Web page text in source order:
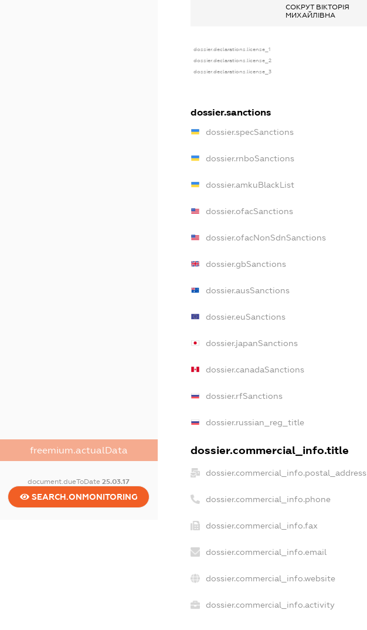
freemium.actualData
document.dueToDate25.03.17
SEARCH.ONMONITORING
СОКРУТ ВІКТОРІЯ
МИХАЙЛІВНА
dossier.declarations.license_1
dossier.declarations.license_2
dossier.declarations.license_3
dossier.sanctions
dossier.specSanctions
dossier.rnboSanctions
dossier.amkuBlackList
dossier.ofacSanctions
dossier.ofacNonSdnSanctions
dossier.gbSanctions
dossier.ausSanctions
dossier.euSanctions
dossier.japanSanctions
dossier.canadaSanctions
dossier.rfSanctions
dossier.russian_reg_title
dossier.commercial_info.title
dossier.commercial_info.postal_address
dossier.commercial_info.phone
dossier.commercial_info.fax
dossier.commercial_info.email
dossier.commercial_info.website
dossier.commercial_info.activity